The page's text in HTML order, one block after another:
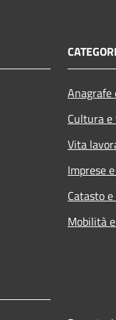
Cultura
Vita
Imprese
Catasto
Mobilità